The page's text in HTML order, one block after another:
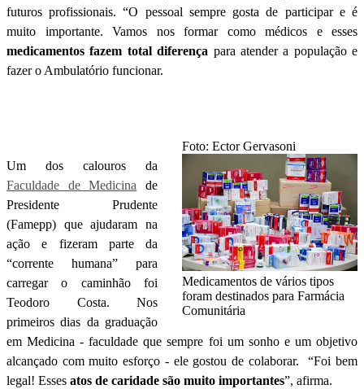
futuros profissionais. “O pessoal sempre gosta de participar e é
muito importante. Vamos nos formar como médicos e esses
medicamentos fazem total diferença para atender a população e
fazer o Ambulatório funcionar.
Foto: Ector Gervasoni
Medicamentos de vários tipos
foram destinados para Farmácia
Comunitária
Um dos calouros da
Faculdade de Medicina de
Presidente Prudente
(Famepp) que ajudaram na
ação e fizeram parte da
“corrente humana” para
carregar o caminhão foi
Teodoro Costa. Nos
primeiros dias da graduação
em Medicina - faculdade que sempre foi um sonho e um objetivo
alcançado com muito esforço - ele gostou de colaborar. “Foi bem
legal! Esses atos de caridade são muito importantes”, afirma.